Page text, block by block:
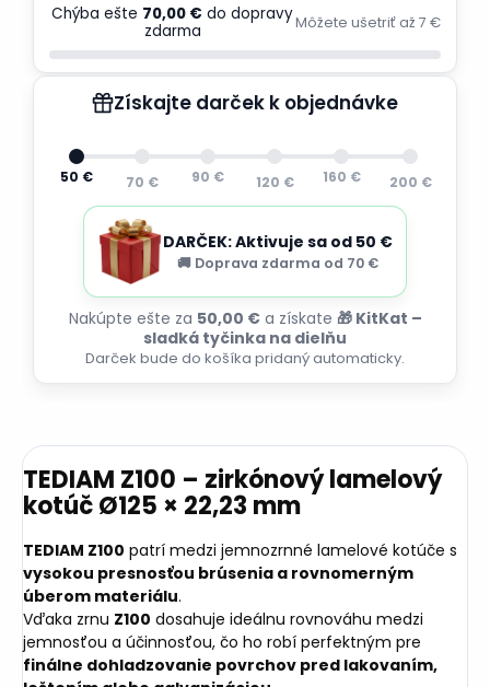
Chýba ešte 70,00 € do dopravy
zdarma
Môžete ušetriť až 7 €
Získajte darček k objednávke
50 € 70 € 90 € 120 € 160 € 200 €
DARČEK: Aktivuje sa od 50 €
🚚 Doprava zdarma od 70 €
Nakúpte ešte za 50,00 €a získate 🎁 KitKat –
sladká tyčinka na dielňu
Darček bude do košíka pridaný automaticky.
TEDIAM Z100 – zirkónový lamelový
kotúč Ø125 × 22,23 mm
TEDIAM Z100 patrí medzi jemnozrnné lamelové kotúče s
vysokou presnosťou brúsenia a rovnomerným
úberom materiálu.
Vďaka zrnu Z100 dosahuje ideálnu rovnováhu medzi
jemnosťou a účinnosťou, čo ho robí perfektným pre
finálne dohladzovanie povrchov pred lakovaním,